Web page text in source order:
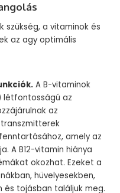
szükség, a vitaminok és
az agy optimális
A B-vitaminok
létfontosságú az
az
amely az
A B12-vitamin hiánya
okozhat. Ezeket a
hüvelyesekben,
és tojásban találjuk meg.